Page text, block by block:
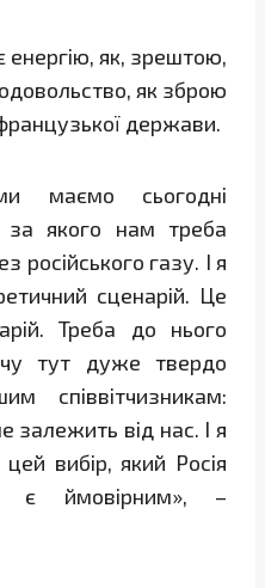
енергію, як, зрештою,
як зброю
держави.
сьогодні
за якого нам треба
російського газу. І я
сценарій. Це
Треба до нього
тут дуже твердо
співвітчизникам:
залежить від нас. І я
вибір, який Росія
є ймовірним», –